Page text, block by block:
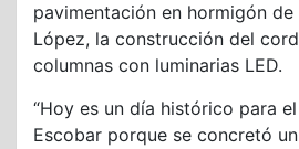
pavimentación en hormigón
López, la construcción del
columnas con luminarias LED.
“Hoy es un día histórico para
Escobar porque se concretó